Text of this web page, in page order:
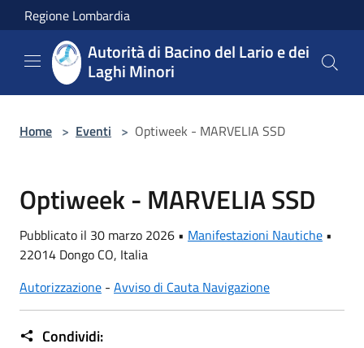
Salta al contenuto principale
Regione Lombardia
Autorità di Bacino del Lario e dei
Laghi Minori
Home > Eventi > Optiweek - MARVELIA SSD
Optiweek - MARVELIA SSD
Pubblicato il 30 marzo 2026 • Manifestazioni Nautiche •
22014 Dongo CO, Italia
Autorizzazione - Avviso di Cauta Navigazione
Condividi: